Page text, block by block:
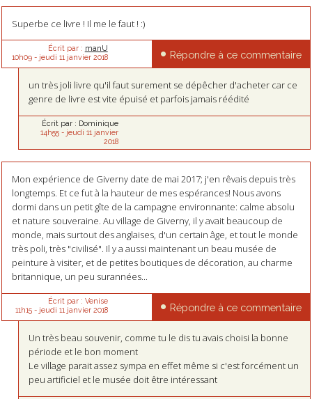
Superbe ce livre ! Il me le faut ! :)
Écrit par : manU
10h09- jeudi 11 janvier 2018 Répondre à ce commentaire
un très joli livre qu'il faut surement se dépêcher d'acheter car ce
genre de livre est vite épuisé et parfois jamais réédité
Écrit par : Dominique
14h55- jeudi 11 janvier
2018
Mon expérience de Giverny date de mai 2017; j'en rêvais depuis très
longtemps. Et ce fut à la hauteur de mes espérances! Nous avons
dormi dans un petit gîte de la campagne environnante: calme absolu
et nature souveraine. Au village de Giverny, il y avait beaucoup de
monde, mais surtout des anglaises, d'un certain âge, et tout le monde
très poli, très "civilisé". Il y a aussi maintenant un beau musée de
peinture à visiter, et de petites boutiques de décoration, au charme
britannique, un peu surannées...
Écrit par : Venise
11h15- jeudi 11 janvier 2018 Répondre à ce commentaire
Un très beau souvenir, comme tu le dis tu avais choisi la bonne
période et le bon moment
Le village parait assez sympa en effet même si c'est forcément un
peu artificiel et le musée doit être intéressant